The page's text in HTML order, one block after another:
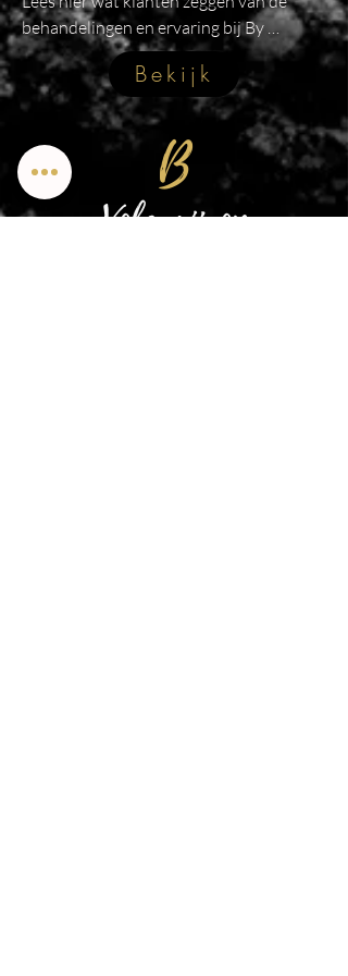
behandelingen en ervaring bij By
Martine Sophia.
Bekijk
B
Volg mij op